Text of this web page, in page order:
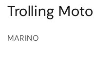
C
Trolling
MARINO